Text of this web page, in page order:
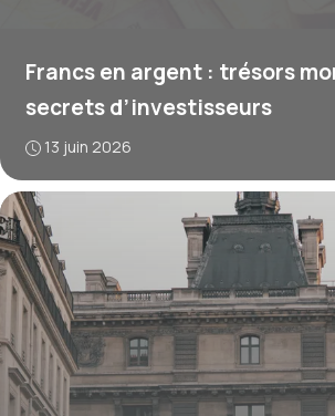
Francs en argent : trésors
secrets d’investisseurs
13 juin 2026